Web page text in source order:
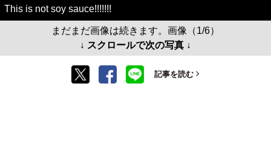
This is not soy sauce!!!!!!!
まだまだ画像は続きます。画像（1/6）
↓ スクロールで次の写真 ↓
記事を読む